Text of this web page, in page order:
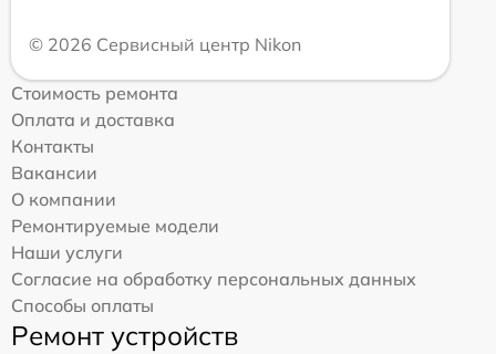
© 2026 Сервисный центр Nikon
Стоимость ремонта
Оплата и доставка
Контакты
Вакансии
О компании
Ремонтируемые модели
Наши услуги
Согласие на обработку персональных данных
Способы оплаты
Ремонт устройств